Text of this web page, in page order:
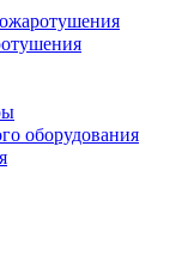
оборудования